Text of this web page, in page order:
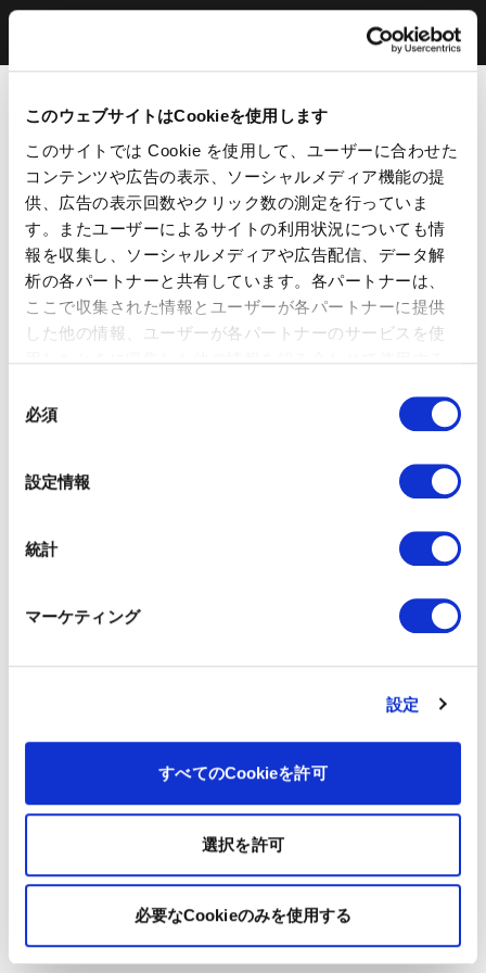
このウェブサイトはCookieを使用します
このサイトでは Cookie を使用して、ユーザーに合わせた
コンテンツや広告の表示、ソーシャルメディア機能の提
供、広告の表示回数やクリック数の測定を行っていま
す。またユーザーによるサイトの利用状況についても情
報を収集し、ソーシャルメディアや広告配信、データ解
析の各パートナーと共有しています。各パートナーは、
ここで収集された情報とユーザーが各パートナーに提供
した他の情報、ユーザーが各パートナーのサービスを使
ッキーに同意したことになります。
必須
設定情報
統計
マーケティング
設定
すべてのCookieを許可
選択を許可
必要なCookieのみを使用する